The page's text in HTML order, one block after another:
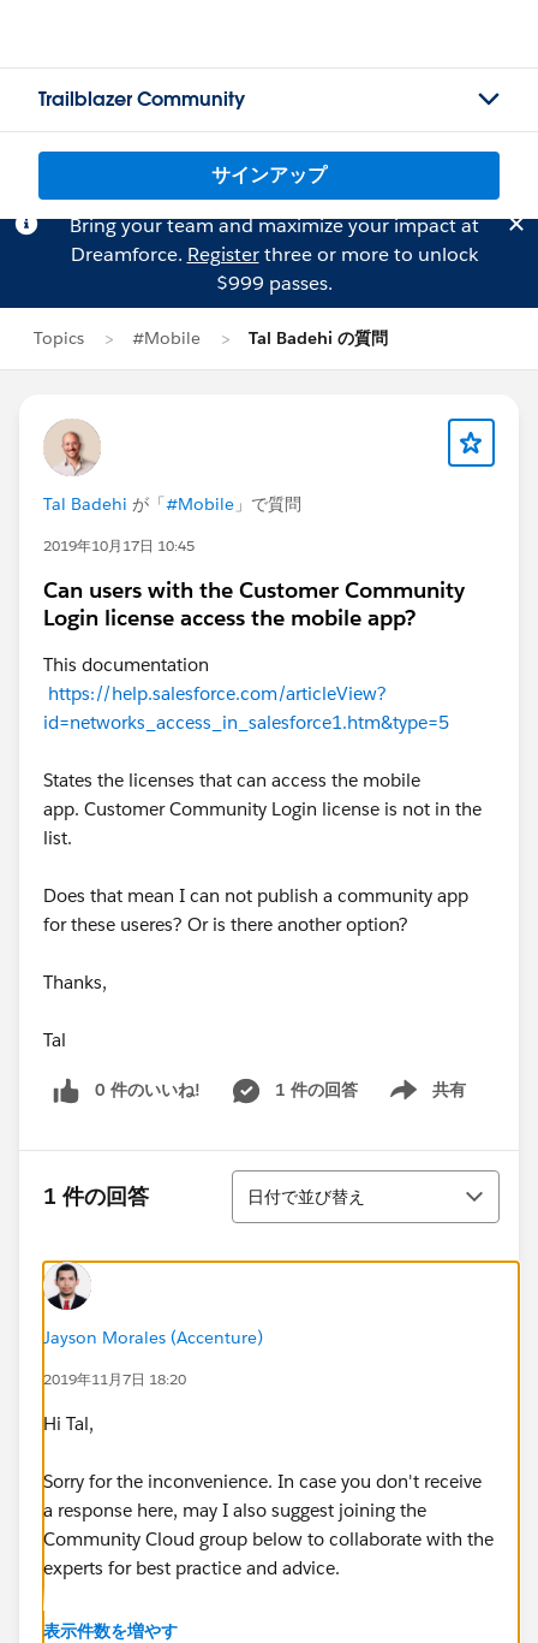
Trailblazer Community
サインアップ
Bring your team and maximize your impact at
Dreamforce. Registerthree or more to unlock
$999 passes.
Topics #Mobile Tal Badehi の質問
Tal Badehi が「#Mobile 」で質問
2019年10月17日 10:45
Can users with the Customer Community
Login license access the mobile app?
This documentation
https://help.salesforce.com/articleView?
id=networks_access_in_salesforce1.htm&type=5
States the licenses that can access the mobile
app. Customer Community Login license is not in the
list.
Does that mean I can not publish a community app
for these useres? Or is there another option?
Thanks,
Tal
0 件のいいね! 1 件の回答 共有
Show menu
1 件の回答
並び替え
日付で並び替え
Jayson Morales (Accenture)
2019年11月7日 18:20
Hi Tal,
Sorry for the inconvenience. In case you don't receive
a response here, may I also suggest joining the
Community Cloud group below to collaborate with the
experts for best practice and advice.
https://success.salesforce.com/_ui/core/chatter/gro
表示件数を増やす